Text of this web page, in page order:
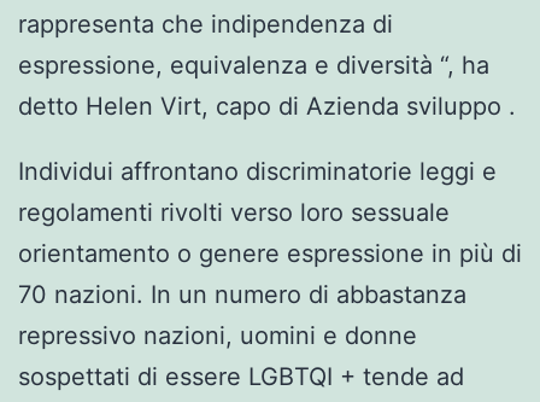
rappresenta che indipendenza di
espressione, equivalenza e diversità “, ha
detto Helen Virt, capo di Azienda sviluppo .
Individui affrontano discriminatorie leggi e
regolamenti rivolti verso loro sessuale
orientamento o genere espressione in più di
70 nazioni. In un numero di abbastanza
repressivo nazioni, uomini e donne
sospettati di essere LGBTQI + tende ad